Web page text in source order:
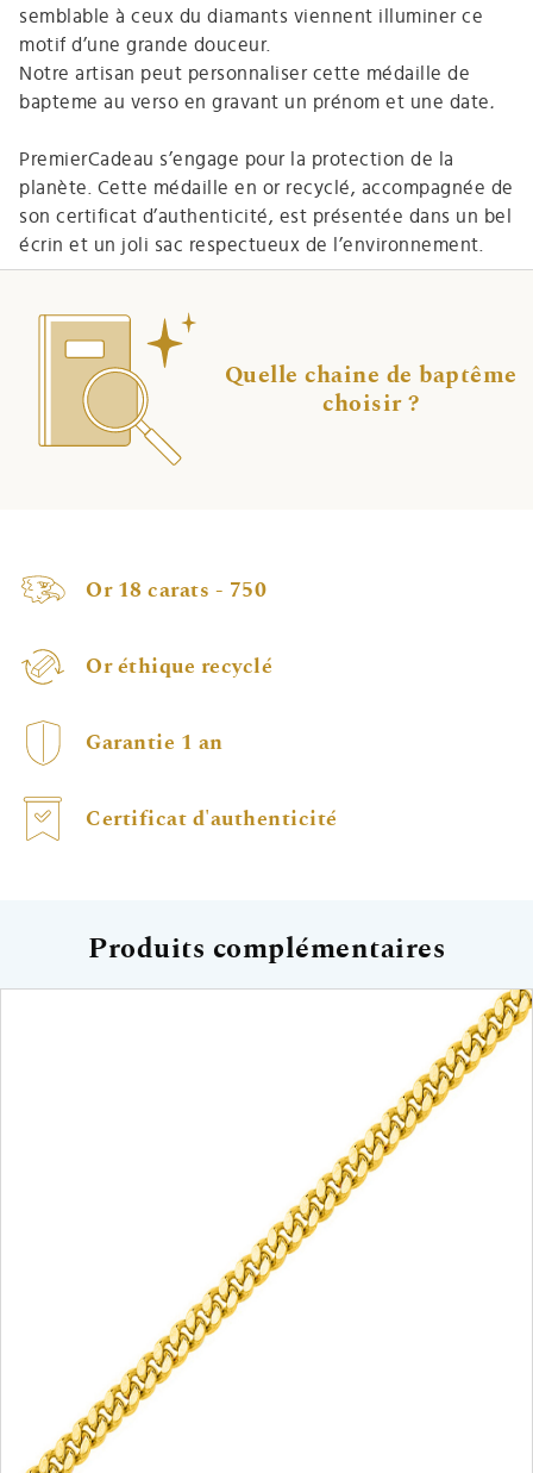
semblable à ceux du diamants viennent illuminer ce
motif d’une grande douceur.
Notre artisan peut personnaliser cette médaille de
bapteme au verso en gravant un prénom et une date.
PremierCadeau s’engage pour la protection de la
planète. Cette médaille en or recyclé, accompagnée de
son certificat d’authenticité, est présentée dans un bel
écrin et un joli sac respectueux de l’environnement.
Quelle chaine de baptême
choisir ?
Or 18 carats - 750
Or éthique recyclé
Garantie 1 an
Certificat d'authenticité
Produits complémentaires